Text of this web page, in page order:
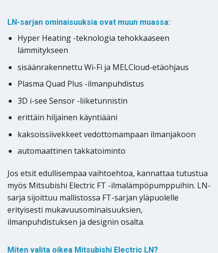
LN-sarjan ominaisuuksia ovat muun muassa:
Hyper Heating -teknologia tehokkaaseen
lämmitykseen
sisäänrakennettu Wi-Fi ja MELCloud-etäohjaus
Plasma Quad Plus -ilmanpuhdistus
3D i-see Sensor -liiketunnistin
erittäin hiljainen käyntiääni
kaksoissiivekkeet vedottomampaan ilmanjakoon
automaattinen takkatoiminto
Jos etsit edullisempaa vaihtoehtoa, kannattaa tutustua
myös Mitsubishi Electric FT -ilmalämpöpumppuihin. LN-
sarja sijoittuu mallistossa FT-sarjan yläpuolelle
erityisesti mukavuusominaisuuksien,
ilmanpuhdistuksen ja designin osalta.
Miten valita oikea Mitsubishi Electric LN?